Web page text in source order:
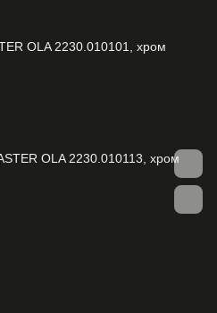
OLA 2230.010101, хром